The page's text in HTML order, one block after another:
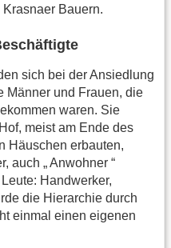
Bauern.
sich bei der Ansiedlung
Männer und Frauen, die
waren. Sie
meist am Ende des
Häuschen erbauten,
auch „ Anwohner “
Handwerker,
die Hierarchie durch
einmal einen eigenen